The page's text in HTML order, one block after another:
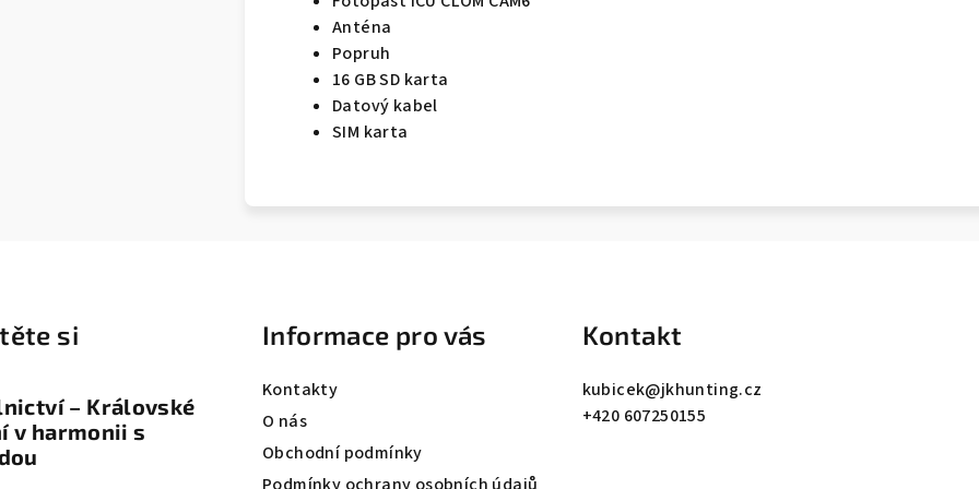
Anténa
Popruh
16 GB SD karta
Datový kabel
SIM karta
si
– Královské
v harmonii s
Informace pro vás
Kontakty
O nás
Obchodní podmínky
Kontakt
kubicek@jkhunting.cz
+420 607250155